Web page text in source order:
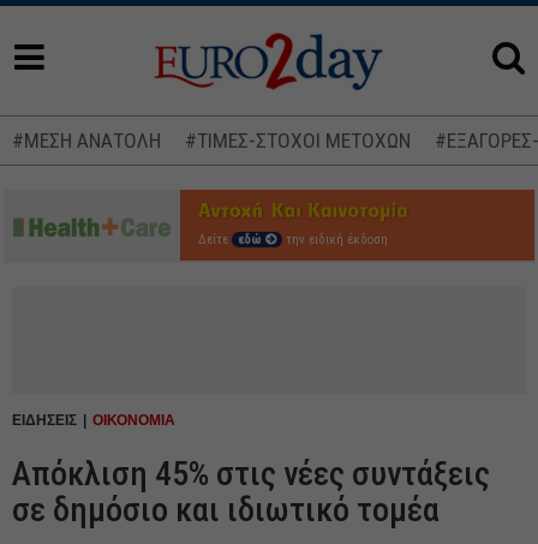
#ΜΕΣΗ ΑΝΑΤΟΛΗ #ΤΙΜΕΣ-ΣΤΟΧΟΙ ΜΕΤΟΧΩΝ
Δείτε εδώ την ειδική έκδοση
ΕΙΔΗΣΕΙΣ ΟΙΚΟΝΟΜΙΑ
Απόκλιση 45% στις νέες συντάξεις
σε δημόσιο και ιδιωτικό τομέα